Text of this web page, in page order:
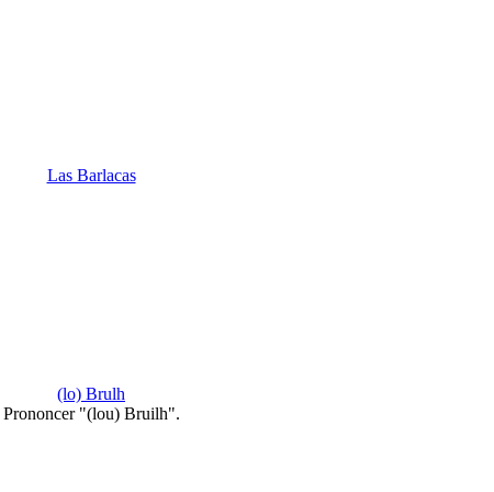
Las Barlacas
(lo) Brulh
Prononcer "(lou) Bruilh".